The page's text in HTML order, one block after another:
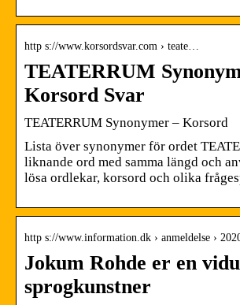
http s://www.korsordsvar.com › teate…
TEATERRUM
Korsord Svar
TEATERRUM Synonymer – Korsord
Lista över synonymer för ordet
liknande ord med samma längd och
lösa ordlekar, korsord och olika
http s://www.information.dk › anmeldelse ›
Jokum Rohde er en
sprogkunstner